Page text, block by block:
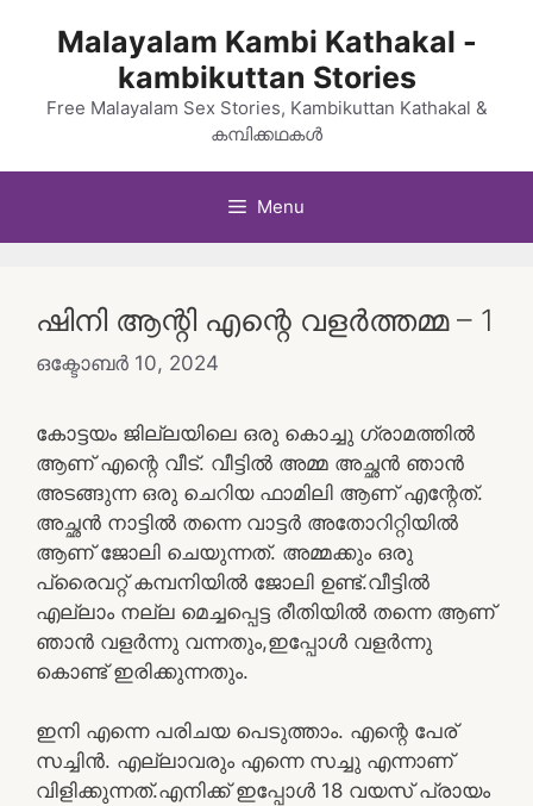
Malayalam Kambi Kathakal -
kambikuttan Stories
Free Malayalam Sex Stories, Kambikuttan Kathakal &
കമ്പിക്കഥകൾ
Menu
ഷിനി ആന്റി എന്റെ വളർത്തമ്മ – 1
ഒക്ടോബർ 10, 2024
കോട്ടയം ജില്ലയിലെ ഒരു കൊച്ചു ഗ്രാമത്തിൽ
ആണ് എന്റെ വീട്. വീട്ടിൽ അമ്മ അച്ഛൻ ഞാൻ
അടങ്ങുന്ന ഒരു ചെറിയ ഫാമിലി ആണ് എന്റേത്.
അച്ഛൻ നാട്ടിൽ തന്നെ വാട്ടർ അതോറിറ്റിയിൽ
ആണ് ജോലി ചെയുന്നത്. അമ്മക്കും ഒരു
പ്രൈവറ്റ് കമ്പനിയിൽ ജോലി ഉണ്ട്.വീട്ടിൽ
എല്ലാം നല്ല മെച്ചപ്പെട്ട രീതിയിൽ തന്നെ ആണ്
ഞാൻ വളർന്നു വന്നതും,ഇപ്പോൾ വളർന്നു
കൊണ്ട് ഇരിക്കുന്നതും.
ഇനി എന്നെ പരിചയ പെടുത്താം. എന്റെ പേര്
സച്ചിൻ. എല്ലാവരും എന്നെ സച്ചു എന്നാണ്
വിളിക്കുന്നത്.എനിക്ക് ഇപ്പോൾ 18 വയസ് പ്രായം